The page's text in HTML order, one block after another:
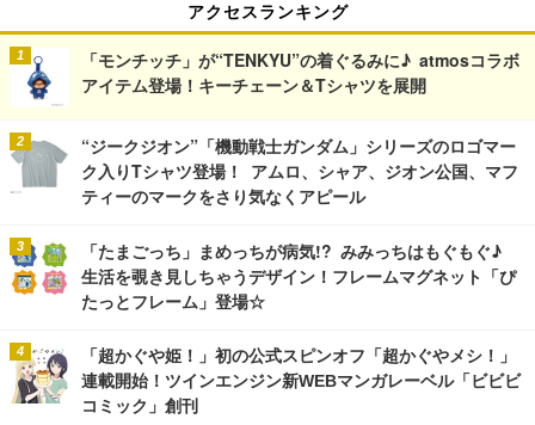
アクセスランキング
「モンチッチ」が“TENKYU”の着ぐるみに♪ atmosコラボ
アイテム登場！キーチェーン＆Tシャツを展開
“ジークジオン”「機動戦士ガンダム」シリーズのロゴマー
ク入りTシャツ登場！ アムロ、シャア、ジオン公国、マフ
ティーのマークをさり気なくアピール
「たまごっち」まめっちが病気!? みみっちはもぐもぐ♪
生活を覗き見しちゃうデザイン！フレームマグネット「ぴ
たっとフレーム」登場☆
「超かぐや姫！」初の公式スピンオフ「超かぐやメシ！」
連載開始！ツインエンジン新WEBマンガレーベル「ビビビ
コミック」創刊